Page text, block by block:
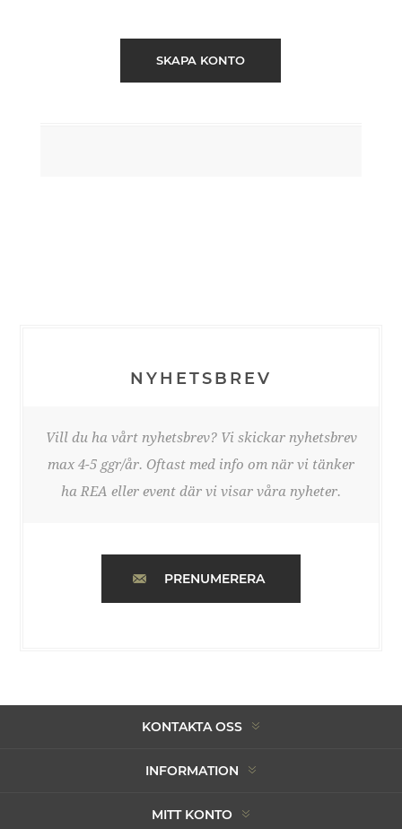
SKAPA KONTO
NYHETSBREV
Vill du ha vårt nyhetsbrev? Vi skickar nyhetsbrev
max 4-5 ggr/år. Oftast med info om när vi tänker
ha REA eller event där vi visar våra nyheter.
PRENUMERERA
KONTAKTA OSS
INFORMATION
MITT KONTO